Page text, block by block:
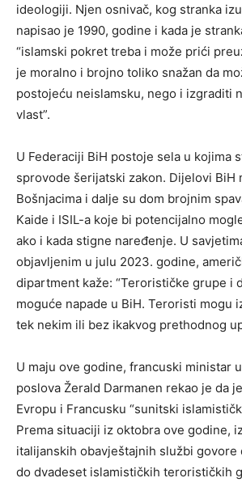
ideologiji. Njen osnivač, kog stranka
napisao je 1990, godine i kada je
“islamski pokret treba i može prići
je moralno i brojno toliko snažan da
postojeću neislamsku, nego i izgraditi
vlast”.
U Federaciji BiH postoje sela u kojima
sprovode šerijatski zakon. Dijelovi BiH
Bošnjacima i dalje su dom brojnim
Kaide i ISIL-a koje bi potencijalno
ako i kada stigne naređenje. U
objavljenim u julu 2023. godine,
dipartment kaže: “Terorističke grupe i
moguće napade u BiH. Teroristi mogu
tek nekim ili bez ikakvog prethodnog
U maju ove godine, francuski ministar
poslova Žerald Darmanen rekao je da
Evropu i Francusku “sunitski
Prema situaciji iz oktobra ove godine,
italijanskih obavještajnih službi govore
do dvadeset islamističkih terorističkih